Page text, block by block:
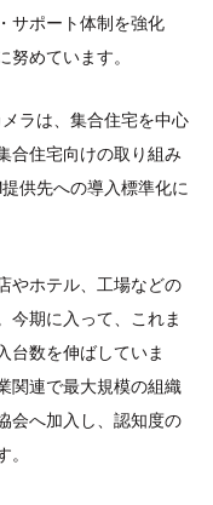
サポート体制を強化
めています。
ラは、集合住宅を中心
合住宅向けの取り組み
供先への導入標準化に
やホテル、工場などの
今期に入って、これま
台数を伸ばしていま
関連で最大規模の組織
会へ加入し、認知度の